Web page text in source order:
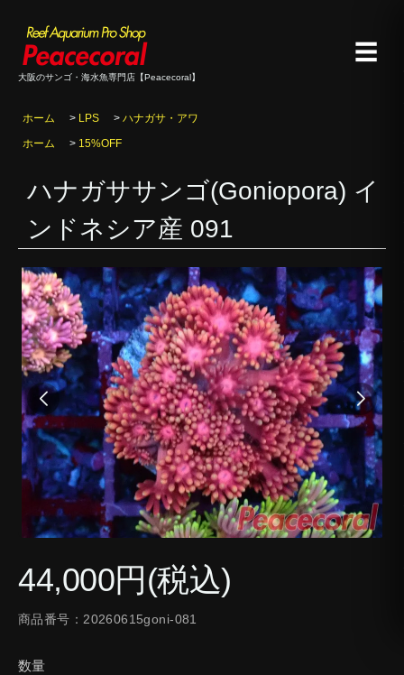
大阪のサンゴ・海水魚専門店【Peacecoral】
☰
ホーム > LPS > ハナガサ・アワ
ホーム
> 15%OFF
ハナガササンゴ(Goniopora) イ
ンドネシア産 091
44,000円(税込)
商品番号：20260615goni-081
数量